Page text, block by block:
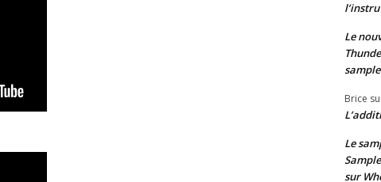
Le
Brice
Le
sur